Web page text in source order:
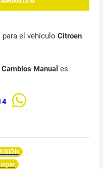
para el vehículo Citroen
Manual es